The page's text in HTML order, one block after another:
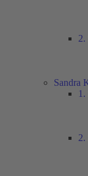
2.
Sandra
2.